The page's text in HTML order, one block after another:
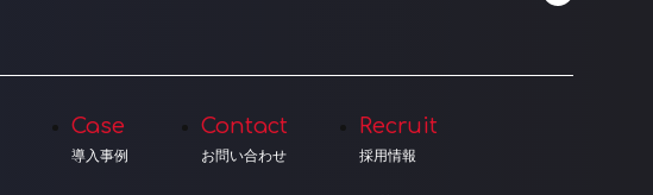
Case
導入事例
Contact
お問い合わせ
Recruit
採用情報